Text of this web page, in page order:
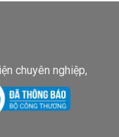
chuyên nghiệp,